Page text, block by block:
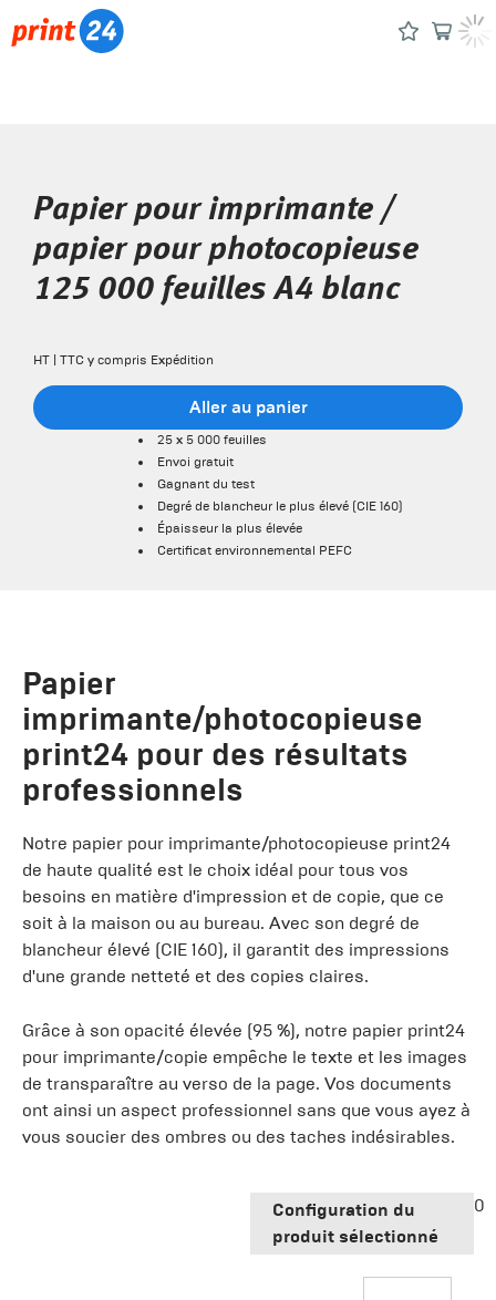
Papier pour imprimante /
papier pour photocopieuse
125 000 feuilles A4 blanc
HT | TTC y compris Expédition
Aller au panier
25 x 5 000 feuilles
Envoi gratuit
Gagnant du test
Degré de blancheur le plus élevé (CIE 160)
Épaisseur la plus élevée
Certificat environnemental PEFC
Papier
imprimante/photocopieuse
print24 pour des résultats
professionnels
Notre papier pour imprimante/photocopieuse print24
de haute qualité est le choix idéal pour tous vos
besoins en matière d'impression et de copie, que ce
soit à la maison ou au bureau. Avec son degré de
blancheur élevé (CIE 160), il garantit des impressions
d'une grande netteté et des copies claires.
Grâce à son opacité élevée (95 %), notre papier print24
pour imprimante/copie empêche le texte et les images
de transparaître au verso de la page. Vos documents
ont ainsi un aspect professionnel sans que vous ayez à
vous soucier des ombres ou des taches indésirables.
Configuration du
produit sélectionné
0